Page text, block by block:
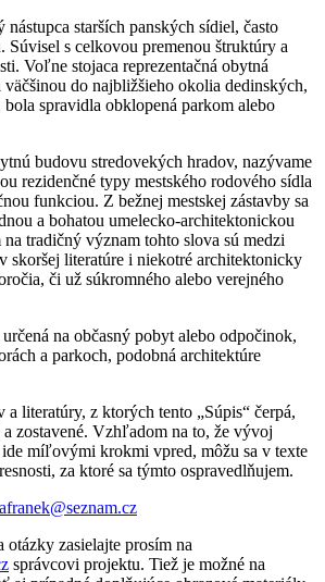
nástupca starších panských sídiel, často
Súvisel s celkovou premenou štruktúry a
Voľne stojaca reprezentačná obytná
väčšinou do najbližšieho okolia dedinských,
spravidla obklopená parkom alebo
budovu stredovekých hradov, nazývame
rezidenčné typy mestského rodového sídla
funkciou. Z bežnej mestskej zástavby sa
a bohatou umelecko-architektonickou
tradičný význam tohto slova sú medzi
skoršej literatúre i niekotré architektonicky
či už súkromného alebo verejného
určená na občasný pobyt alebo odpočinok,
a parkoch, podobná architektúre
a literatúry, z ktorých tento „Súpis“ čerpá,
zostavené. Vzhľadom na to, že vývoj
míľovými krokmi vpred, môžu sa v texte
za ktoré sa týmto ospravedlňujem.
otázky zasielajte prosím na
správcovi projektu. Tiež je možné na